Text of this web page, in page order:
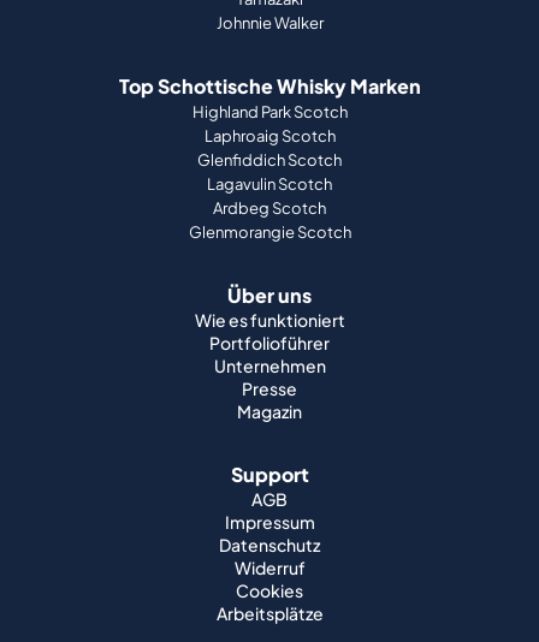
Johnnie Walker
Top Schottische Whisky Marken
Highland Park Scotch
Laphroaig Scotch
Glenfiddich Scotch
Lagavulin Scotch
Ardbeg Scotch
Glenmorangie Scotch
Über uns
Wie es funktioniert
Portfolioführer
Unternehmen
Presse
Magazin
Support
AGB
Impressum
Datenschutz
Widerruf
Cookies
Arbeitsplätze